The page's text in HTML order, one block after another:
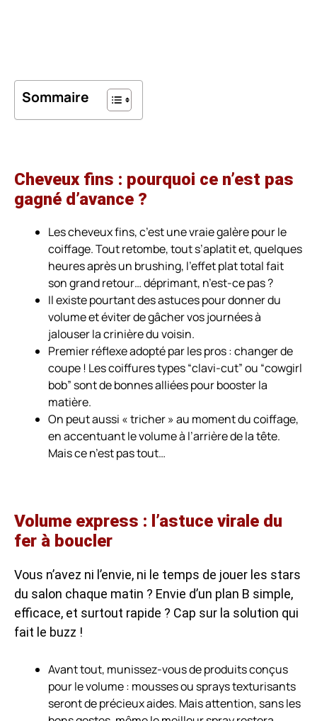
Sommaire
Cheveux fins : pourquoi ce n’est pas
gagné d’avance ?
Les cheveux fins, c’est une vraie galère pour le
coiffage. Tout retombe, tout s’aplatit et, quelques
heures après un brushing, l’effet plat total fait
son grand retour… déprimant, n’est-ce pas ?
Il existe pourtant des astuces pour donner du
volume et éviter de gâcher vos journées à
jalouser la crinière du voisin.
Premier réflexe adopté par les pros : changer de
coupe ! Les coiffures types “clavi-cut” ou “cowgirl
bob” sont de bonnes alliées pour booster la
matière.
On peut aussi « tricher » au moment du coiffage,
en accentuant le volume à l’arrière de la tête.
Mais ce n’est pas tout…
Volume express : l’astuce virale du
fer à boucler
Vous n’avez ni l’envie, ni le temps de jouer les stars
du salon chaque matin ? Envie d’un plan B simple,
efficace, et surtout rapide ? Cap sur la solution qui
fait le buzz !
Avant tout, munissez-vous de produits conçus
pour le volume : mousses ou sprays texturisants
seront de précieux aides. Mais attention, sans les